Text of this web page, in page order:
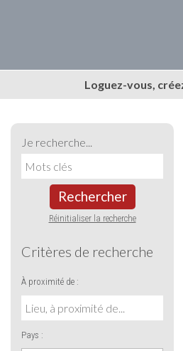
Loguez-vous,
Je recherche...
Rechercher
Réinitialiser la recherche
Critères de recherche
À proximité de :
Pays :